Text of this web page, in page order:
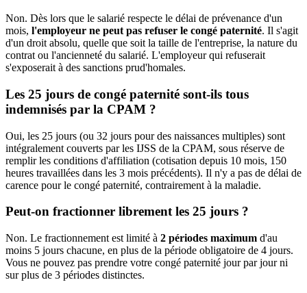
Non. Dès lors que le salarié respecte le délai de prévenance d'un
mois, l'employeur ne peut pas refuser le congé paternité. Il s'agit
d'un droit absolu, quelle que soit la taille de l'entreprise, la nature du
contrat ou l'ancienneté du salarié. L'employeur qui refuserait
s'exposerait à des sanctions prud'homales.
Les 25 jours de congé paternité sont-ils tous
indemnisés par la CPAM ?
Oui, les 25 jours (ou 32 jours pour des naissances multiples) sont
intégralement couverts par les IJSS de la CPAM, sous réserve de
remplir les conditions d'affiliation (cotisation depuis 10 mois, 150
heures travaillées dans les 3 mois précédents). Il n'y a pas de délai de
carence pour le congé paternité, contrairement à la maladie.
Peut-on fractionner librement les 25 jours ?
Non. Le fractionnement est limité à 2 périodes maximum d'au
moins 5 jours chacune, en plus de la période obligatoire de 4 jours.
Vous ne pouvez pas prendre votre congé paternité jour par jour ni
sur plus de 3 périodes distinctes.